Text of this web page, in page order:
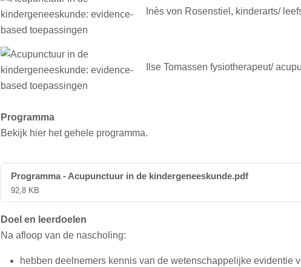
Inès von Rosenstiel, kinderarts/
Ilse Tomassen fysiotherapeut/
Programma
Bekijk hier het gehele programma.
Programma - Acupunctuur in de kindergeneeskunde.pdf
92,8 KB
Doel en leerdoelen
Na afloop van de nascholing:
hebben deelnemers kennis van de wetenschappelijke evidentie